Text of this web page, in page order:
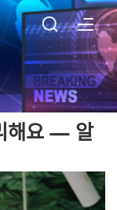
해요 — 알